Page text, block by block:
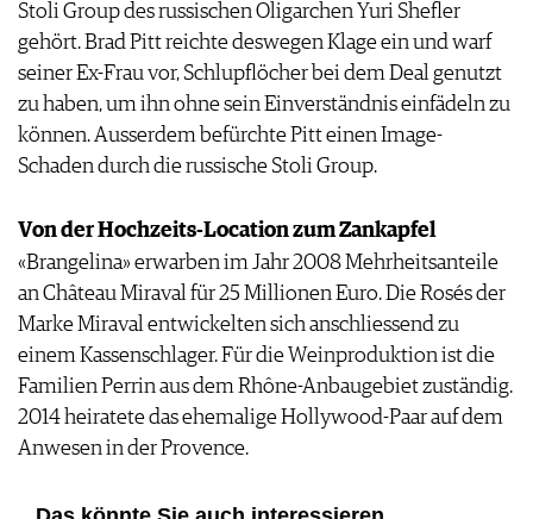
Stoli Group des russischen Oligarchen Yuri Shefler
gehört. Brad Pitt reichte deswegen Klage ein und warf
seiner Ex-Frau vor, Schlupflöcher bei dem Deal genutzt
zu haben, um ihn ohne sein Einverständnis einfädeln zu
können. Ausserdem befürchte Pitt einen Image-
Schaden durch die russische Stoli Group.
Von der Hochzeits-Location zum Zankapfel
«Brangelina» erwarben im Jahr 2008 Mehrheitsanteile
an Château Miraval für 25 Millionen Euro. Die Rosés der
Marke Miraval entwickelten sich anschliessend zu
einem Kassenschlager. Für die Weinproduktion ist die
Familien Perrin aus dem Rhône-Anbaugebiet zuständig.
2014 heiratete das ehemalige Hollywood-Paar auf dem
Anwesen in der Provence.